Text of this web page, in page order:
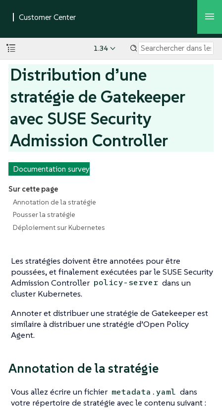
1.34
Distribution d’une
stratégie de Gatekeeper
avec SUSE Security
Admission Controller
Documentation survey
Sur cette page
Annotation de la stratégie
Pousser la stratégie
Déploiement sur Kubernetes
Les stratégies doivent être annotées pour être
poussées, et finalement exécutées par le SUSE Security
Admission Controller policy-server dans un
cluster Kubernetes.
Annoter et distribuer une stratégie de Gatekeeper est
similaire à distribuer une stratégie d’Open Policy
Agent.
Annotation de la stratégie
Vous allez écrire un fichier metadata.yaml dans
votre répertoire de stratégie avec le contenu suivant :